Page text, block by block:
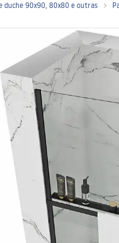
casa de banho
de casa
duche 90x90, 80x80 e outras